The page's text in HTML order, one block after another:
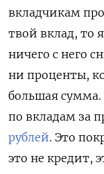
вкладчикам
твой вклад, то
ничего с него
ни проценты,
большая
по вкладам за
рублей. Это
это не кредит,